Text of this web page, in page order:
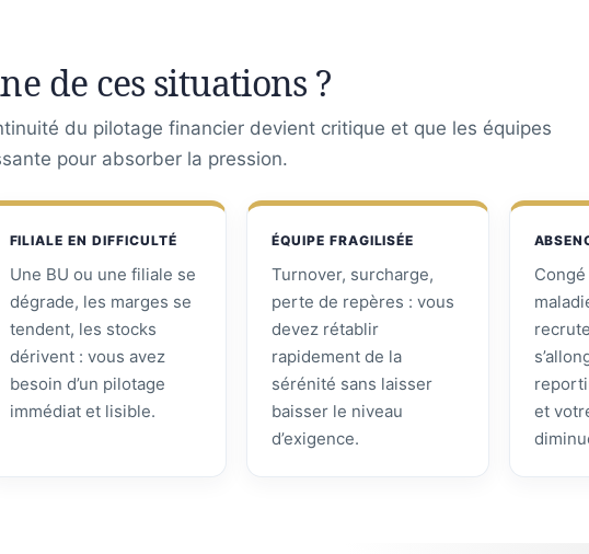
de ces situations ?
du pilotage financier devient critique et que les équipes
pour absorber la pression.
FILIALE EN DIFFICULTÉ
Une BU ou une filiale se
dégrade, les marges se
tendent, les stocks
dérivent : vous avez
besoin d’un pilotage
immédiat et lisible.
ÉQUIPE FRAGILISÉE
Turnover, surcharge,
perte de repères : vous
devez rétablir
rapidement de la
sérénité sans laisser
baisser le niveau
d’exigence.
et